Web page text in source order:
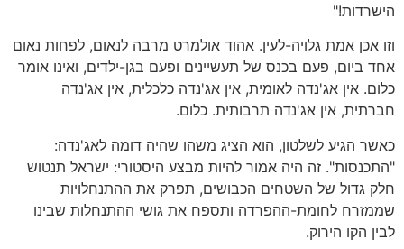
הישרדות!"
וזו אכן אמת גלויה-לעין. אהוד אולמרט מרבה לנאום, לפחות נאום
אחד ביום, פעם בכנס של תעשיינים ופעם בגן-ילדים, ואינו אומר
כלום. אין אג'נדה לאומית, אין אג'נדה כלכלית, אין אג'נדה
חברתית, אין אג'נדה תרבותית. כלום.
כאשר הגיע לשלטון, הוא הציג משהו שהיה דומה לאג'נדה:
"התכנסות". זה היה אמור להיות מבצע היסטורי: ישראל תנטוש
חלק גדול של השטחים הכבושים, תפרק את ההתנחלויות
שממזרח לחומת-ההפרדה ותספח את גושי ההתנחלות שבינו
לבין הקו הירוק.